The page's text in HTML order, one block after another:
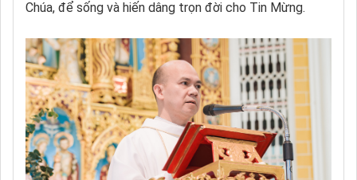
Chúa, để sống và hiến dâng trọn đời cho Tin Mừng.